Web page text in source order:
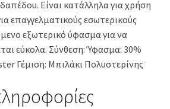
Είναι κατάλληλα για χρήση
επαγγελματικούς εσωτερικούς
εξωτερικό ύφασμα για να
εύκολα. Σύνθεση: Ύφασμα: 30%
Γέμιση: Μπιλάκι Πολυστερίνης